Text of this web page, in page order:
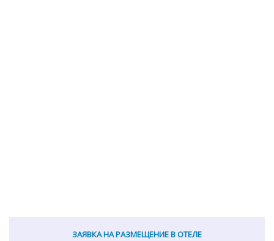
ЗАЯВКА НА РАЗМЕЩЕНИЕ В ОТЕЛЕ